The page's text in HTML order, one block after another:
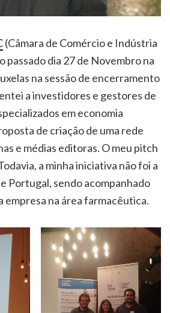
(Câmara de Comércio e Indústria
passado dia 27 de Novembro na
na sessão de encerramento
a investidores e gestores de
em economia
de criação de uma rede
e médias editoras. O meu pitch
a minha iniciativa não foi a
Portugal, sendo acompanhado
empresa na área farmacêutica.